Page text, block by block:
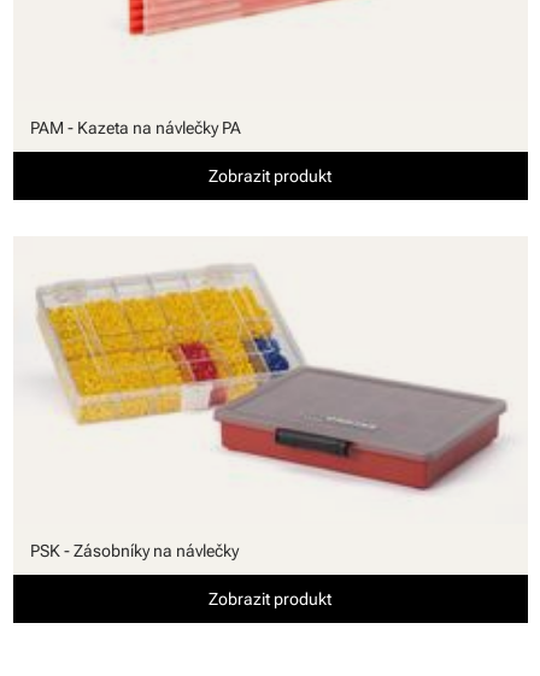
PAM - Kazeta na návlečky PA
Zobrazit produkt
PSK - Zásobníky na návlečky
Zobrazit produkt